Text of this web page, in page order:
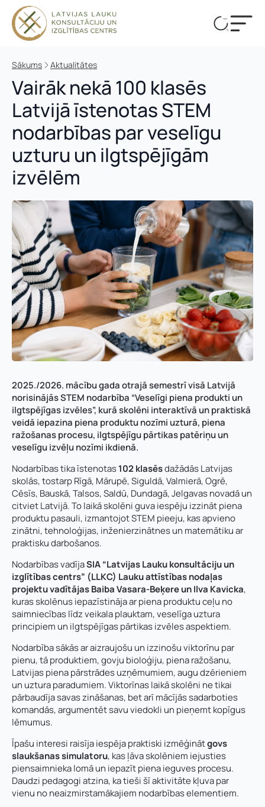
Sākums Aktualitātes
Vairāk nekā 100 klasēs
Latvijā īstenotas STEM
nodarbības par veselīgu
uzturu un ilgtspējīgām
izvēlēm
2025./2026. mācību gada otrajā semestrī visā Latvijā
norisinājās STEM nodarbība “Veselīgi piena produkti un
ilgtspējīgas izvēles”, kurā skolēni interaktīvā un praktiskā
veidā iepazina piena produktu nozīmi uzturā, piena
ražošanas procesu, ilgtspējīgu pārtikas patēriņu un
veselīgu izvēļu nozīmi ikdienā.
Nodarbības tika īstenotas102 klasēsdažādās Latvijas
skolās, tostarp Rīgā, Mārupē, Siguldā, Valmierā, Ogrē,
Cēsīs, Bauskā, Talsos, Saldū, Dundagā, Jelgavas novadā un
citviet Latvijā. To laikā skolēni guva iespēju izzināt piena
produktu pasauli, izmantojot STEM pieeju, kas apvieno
zinātni, tehnoloģijas, inženierzinātnes un matemātiku ar
praktisku darbošanos.
Nodarbības vadījaSIA “Latvijas Lauku konsultāciju un
izglītības centrs” (LLKC) Lauku attīstības nodaļas
projektu vadītājas Baiba Vasara-Beķere un Ilva Kavicka,
kuras skolēnus iepazīstināja ar piena produktu ceļu no
saimniecības līdz veikala plauktam, veselīga uztura
principiem un ilgtspējīgas pārtikas izvēles aspektiem.
Nodarbība sākās ar aizraujošu un izzinošu viktorīnu par
pienu, tā produktiem, govju bioloģiju, piena ražošanu,
Latvijas piena pārstrādes uzņēmumiem, augu dzērieniem
un uztura paradumiem. Viktorīnas laikā skolēni ne tikai
pārbaudīja savas zināšanas, bet arī mācījās sadarboties
komandās, argumentēt savu viedokli un pieņemt kopīgus
lēmumus.
Īpašu interesi raisīja iespēja praktiski izmēģinātgovs
slaukšanas simulatoru, kas ļāva skolēniem iejusties
piensaimnieka lomā un iepazīt piena ieguves procesu.
Daudzi pedagogi atzina, ka tieši šī aktivitāte kļuva par
vienu no neaizmirstamākajiem nodarbības elementiem.